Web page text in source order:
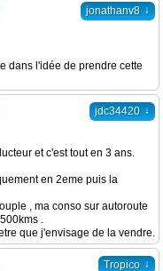
jonathanv8 ↓
dans l'idée de prendre cette
jdc34420 ↓
et c'est tout en 3 ans.
en 2eme puis la
, ma conso sur autoroute
.
que j'envisage de la vendre.
Tropico ↓